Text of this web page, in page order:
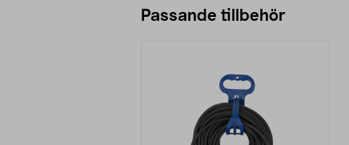
Passande tillbehör